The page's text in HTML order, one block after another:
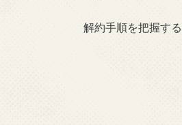
解約手順を把握する